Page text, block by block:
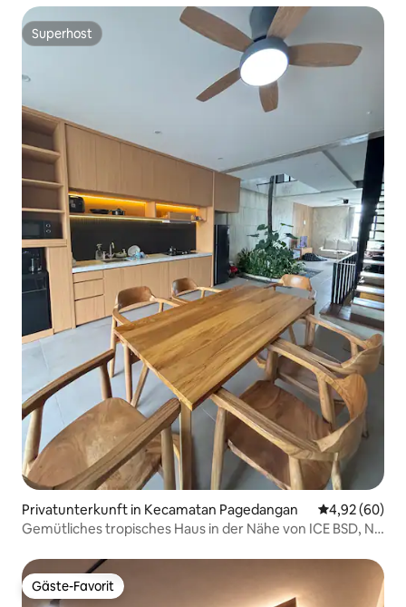
Superhost
Superhost
Privatunterkunft in Kecamatan Pagedangan
4,92 (60)
Gemütliches tropisches Haus in der Nähe von ICE BSD, NN
Gäste-Favorit
Gäste-Favorit